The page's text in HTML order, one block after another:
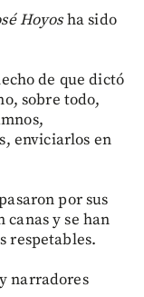
Hoyosha sido
de que dictó
sobre todo,
enviciarlos en
por sus
canas y se han
respetables.
narradores